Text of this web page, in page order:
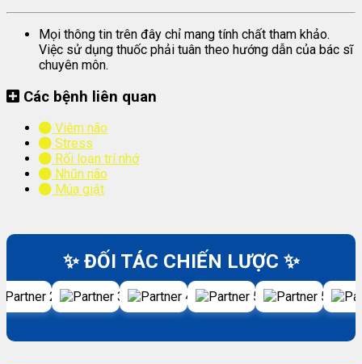
Mọi thông tin trên đây chỉ mang tính chất tham khảo.
Việc sử dụng thuốc phải tuân theo hướng dẫn của bác sĩ
chuyên môn.
Các bệnh liên quan
Viêm não
Stress
Rối loạn trí nhớ
Nhũn não
Múa giật
✨ ĐỐI TÁC CHIẾN LƯỢC ✨